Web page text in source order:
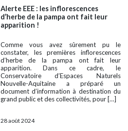
Alerte EEE : les inflorescences
d’herbe de la pampa ont fait leur
apparition !
Comme vous avez sûrement pu le
constater, les premières inflorescences
d’herbe de la pampa ont fait leur
apparition. Dans ce cadre, le
Conservatoire d’Espaces Naturels
Nouvelle-Aquitaine a préparé un
document d’information à destination du
grand public et des collectivités, pour […]
28 août 2024